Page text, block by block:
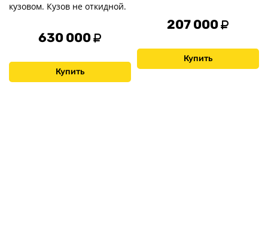
кузовом. Кузов не откидной.
630 000
Купить
207 000
Купить